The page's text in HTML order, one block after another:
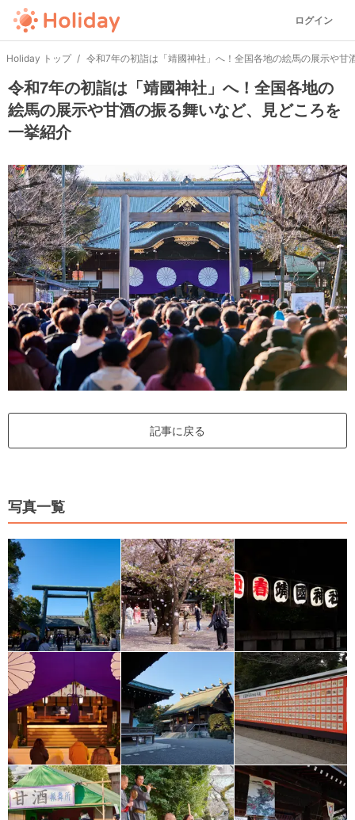
ログイン
Holiday トップ 令和7年の初詣は「靖國神社」へ！全国各地の絵馬の展示や甘
令和7年の初詣は「靖國神社」へ！全国各地の
絵馬の展示や甘酒の振る舞いなど、見どころを
一挙紹介
記事に戻る
写真一覧